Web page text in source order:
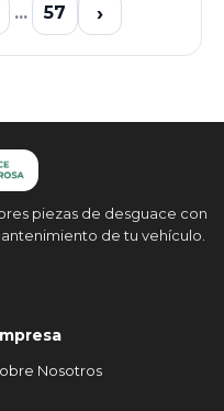
... 57 ›
piezas de desguace con
de tu vehículo.
Nosotros